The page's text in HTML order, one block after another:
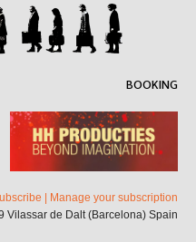
BOOKING
Manage your subscription
Vilassar de Dalt (Barcelona) Spain